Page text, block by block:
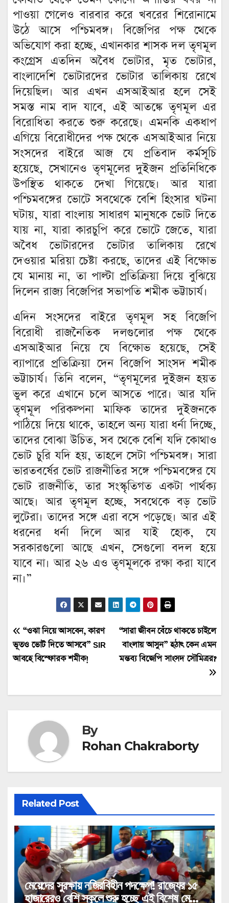
পাওয়া গেলেও বারবার করে খবরের শিরোনামে
উঠে আসে পশ্চিমবঙ্গ। বিজেপির পক্ষ থেকে
অভিযোগ করা হচ্ছে, এখানকার শাসক দল তৃণমূল
কংগ্রেস এতদিন অবৈধ ভোটার, মৃত ভোটার,
বাংলাদেশি ভোটারদের ভোটার তালিকায় রেখে
দিয়েছিল। আর এখন এসআইআর হলে সেই
সমস্ত নাম বাদ যাবে, এই আতঙ্কে তৃণমূল এর
বিরোধিতা করতে শুরু করেছে। এমনকি একধাপ
এগিয়ে বিরোধীদের পক্ষ থেকে এসআইআর নিয়ে
সংসদের বাইরে আজ যে প্রতিবাদ কর্মসূচি
হয়েছে, সেখানেও তৃণমূলের দুইজন প্রতিনিধিকে
উপস্থিত থাকতে দেখা গিয়েছে। আর যারা
পশ্চিমবঙ্গের ভোটে সবথেকে বেশি হিংসার ঘটনা
ঘটায়, যারা বাংলায় সাধারণ মানুষকে ভোট দিতে
যায় না, যারা কারচুপি করে ভোটে জেতে, যারা
অবৈধ ভোটারদের ভোটার তালিকায় রেখে
দেওয়ার মরিয়া চেষ্টা করছে, তাদের এই বিক্ষোভ
যে মানায় না, তা পাল্টা প্রতিক্রিয়া দিয়ে বুঝিয়ে
দিলেন রাজ্য বিজেপির সভাপতি শমীক ভট্টাচার্য।
এদিন সংসদের বাইরে তৃণমূল সহ বিজেপি
বিরোধী রাজনৈতিক দলগুলোর পক্ষ থেকে
এসআইআর নিয়ে যে বিক্ষোভ হয়েছে, সেই
ব্যাপারে প্রতিক্রিয়া দেন বিজেপি সাংসদ শমীক
ভট্টাচার্য। তিনি বলেন, “তৃণমূলের দুইজন হয়ত
ভুল করে এখানে চলে আসতে পারে। আর যদি
তৃণমূল পরিকল্পনা মাফিক তাদের দুইজনকে
পাঠিয়ে দিয়ে থাকে, তাহলে অন্য যারা ধর্না দিচ্ছে,
তাদের বোঝা উচিত, সব থেকে বেশি যদি কোথাও
ভোট চুরি যদি হয়, তাহলে সেটা পশ্চিমবঙ্গ। সারা
ভারতবর্ষের ভোট রাজনীতির সঙ্গে পশ্চিমবঙ্গের যে
ভোট রাজনীতি, তার সংস্কৃতিগত একটা পার্থক্য
আছে। আর তৃণমূল হচ্ছে, সবথেকে বড় ভোট
লুটেরা। তাদের সঙ্গে এরা বসে পড়েছে। আর এই
ধরনের ধর্না দিলে আর যাই হোক, যে
সরকারগুলো আছে এখন, সেগুলো বদল হয়ে
যাবে না। আর ২৬ এও তৃণমূলকে রক্ষা করা যাবে
না।”
Post
navigation
“সারা জীবন বেঁচে থাকতে চাইলে
বাংলায় আসুন” হঠাৎ কেন এমন
মন্তব্য বিজেপি সাংসদ সৌমিত্রর?
“ওঝা নিয়ে আসবেন, কারণ
ভূতও ভোট দিতে আসবে” SIR
আবহে বিস্ফোরক শমীক!
By
Rohan Chakraborty
Related Post
মেয়েদের সুরক্ষায় নজিরবিহীন পদক্ষেপ! রাজ্যের ১৫
হাজারেরও বেশি স্কুলে শুরু হচ্ছে এই বিশেষ মেগা